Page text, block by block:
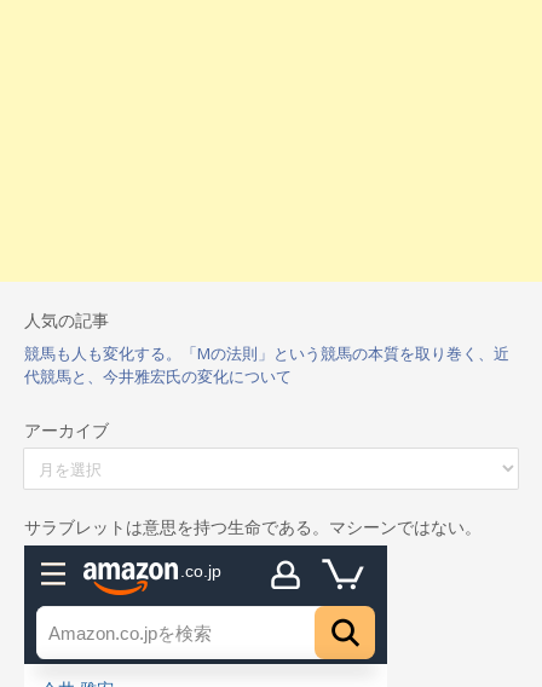
人気の記事
競馬も人も変化する。「Mの法則」という競馬の本質を取り巻く、近
代競馬と、今井雅宏氏の変化について
アーカイブ
イ
ブ
サラブレットは意思を持つ生命である。マシーンではない。